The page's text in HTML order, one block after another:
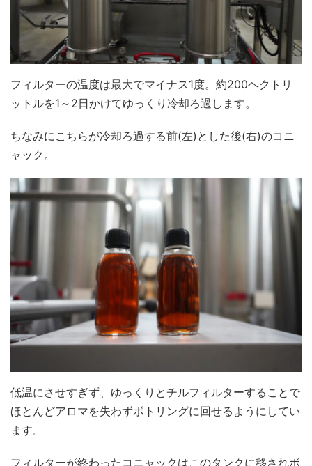
フィルターの温度は最大でマイナス1度。約200ヘクトリ
ットルを1～2日かけてゆっくり冷却ろ過します。
ちなみにこちらが冷却ろ過する前(左)とした後(右)のコニ
ャック。
低温にさせすぎず、ゆっくりとチルフィルターすることで
ほとんどアロマを失わずボトリングに回せるようにしてい
ます。
フィルターが終わったコニャックはこのタンクに移されボ